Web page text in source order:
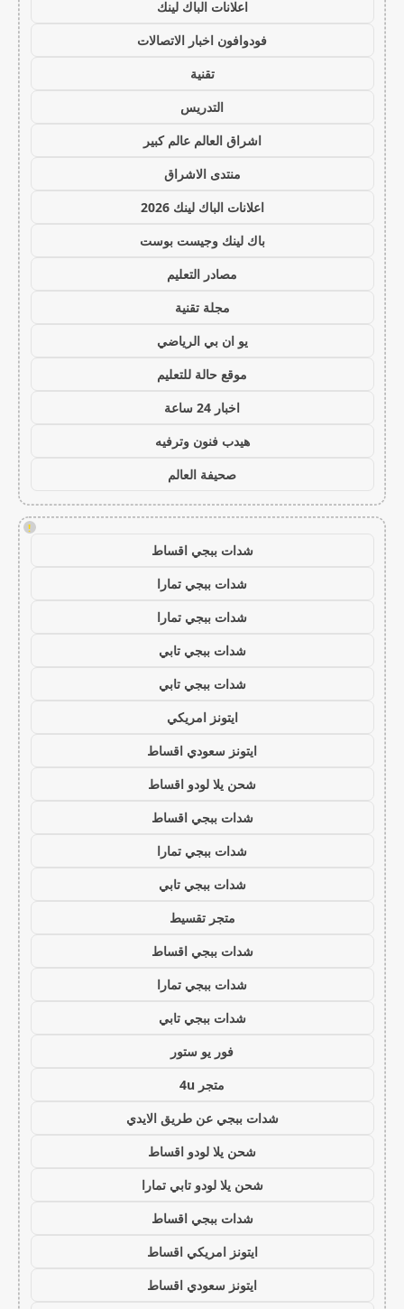
اعلانات الباك لينك
فودوافون اخبار الاتصالات
تقنية
التدريس
اشراق العالم عالم كبير
منتدى الاشراق
اعلانات الباك لينك 2026
باك لينك وجيست بوست
مصادر التعليم
مجلة تقنية
يو ان بي الرياضي
موقع حالة للتعليم
اخبار 24 ساعة
هيدب فنون وترفيه
صحيفة العالم
!
شدات ببجي اقساط
شدات ببجي تمارا
شدات ببجي تمارا
شدات ببجي تابي
شدات ببجي تابي
ايتونز امريكي
ايتونز سعودي اقساط
شحن يلا لودو اقساط
شدات ببجي اقساط
شدات ببجي تمارا
شدات ببجي تابي
متجر تقسيط
شدات ببجي اقساط
شدات ببجي تمارا
شدات ببجي تابي
فور يو ستور
متجر 4u
شدات ببجي عن طريق الايدي
شحن يلا لودو اقساط
شحن يلا لودو تابي تمارا
شدات ببجي اقساط
ايتونز امريكي اقساط
ايتونز سعودي اقساط